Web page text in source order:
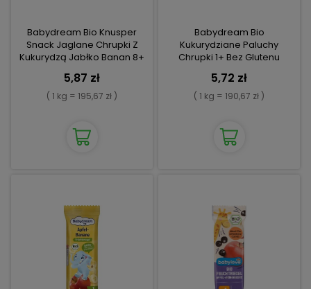
Babydream Bio Knusper
Snack Jaglane Chrupki Z
Kukurydzą Jabłko Banan 8+
5,87 zł
( 1 kg = 195,67 zł )
Babydream Bio
Kukurydziane Paluchy
Chrupki 1+ Bez Glutenu
5,72 zł
( 1 kg = 190,67 zł )